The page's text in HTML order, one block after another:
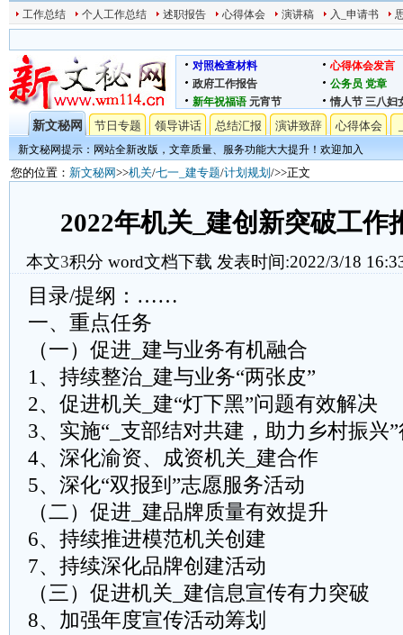
工作总结 个人工作总结 述职报告 心得体会 演讲稿 入_申请书
对照检查材料
心得体会发言
政府工作报告
公务员 党章
新年祝福语 元宵节 情人节 三八妇
新文秘网 节日专题 领导讲话 总结汇报 演讲致辞 心得体会
新文秘网提示：网站全新改版，文章质量、服务功能大大提升！欢迎加入
您的位置： 新文秘网>>机关/七一_建专题/计划规划 />>正文
2022年机关_建创新突破工作
本文3积分 word文档下载 发表时间:2022/3/18
目录/提纲：……
一、重点任务
（一）促进_建与业务有机融合
1、持续整治_建与业务“两张皮”
2、促进机关_建“灯下黑”问题有效解决
3、实施“_支部结对共建，助力乡村振兴
4、深化渝资、成资机关_建合作
5、深化“双报到”志愿服务活动
（二）促进_建品牌质量有效提升
6、持续推进模范机关创建
7、持续深化品牌创建活动
（三）促进机关_建信息宣传有力突破
8、加强年度宣传活动筹划